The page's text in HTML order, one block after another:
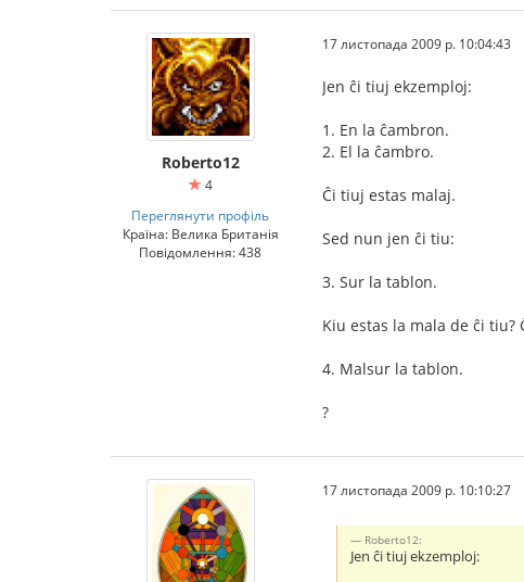
Roberto12
4
Переглянути профіль
Країна: Велика Британія
Повідомлення: 438
17 листопада 2009 р. 10:04:43
Jen ĉi tiuj ekzemploj:
1. En la ĉambron.
2. El la ĉambro.
Ĉi tiuj estas malaj.
Sed nun jen ĉi tiu:
3. Sur la tablon.
Kiu estas la mala de ĉi tiu?
4. Malsur la tablon.
?
17 листопада 2009 р. 10:10:27
Roberto12:
Jen ĉi tiuj ekzemploj: